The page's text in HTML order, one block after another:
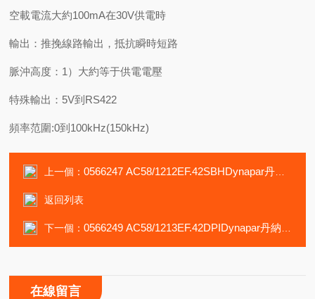
空載電流大約100mA在30V供電時
輸出：推挽線路輸出，抵抗瞬時短路
脈沖高度：1）大約等于供電電壓
特殊輸出：5V到RS422
頻率范圍:0到100kHz(150kHz)
上一個：0566247 AC58/1212EF.42SBHDynapar丹納帕編碼器HSD35409692EQ
返回列表
下一個：0566249 AC58/1213EF.42DPIDynapar丹納帕編碼器HSD35409694A5
在線留言